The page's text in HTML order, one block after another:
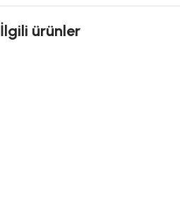
İlgili ürünler